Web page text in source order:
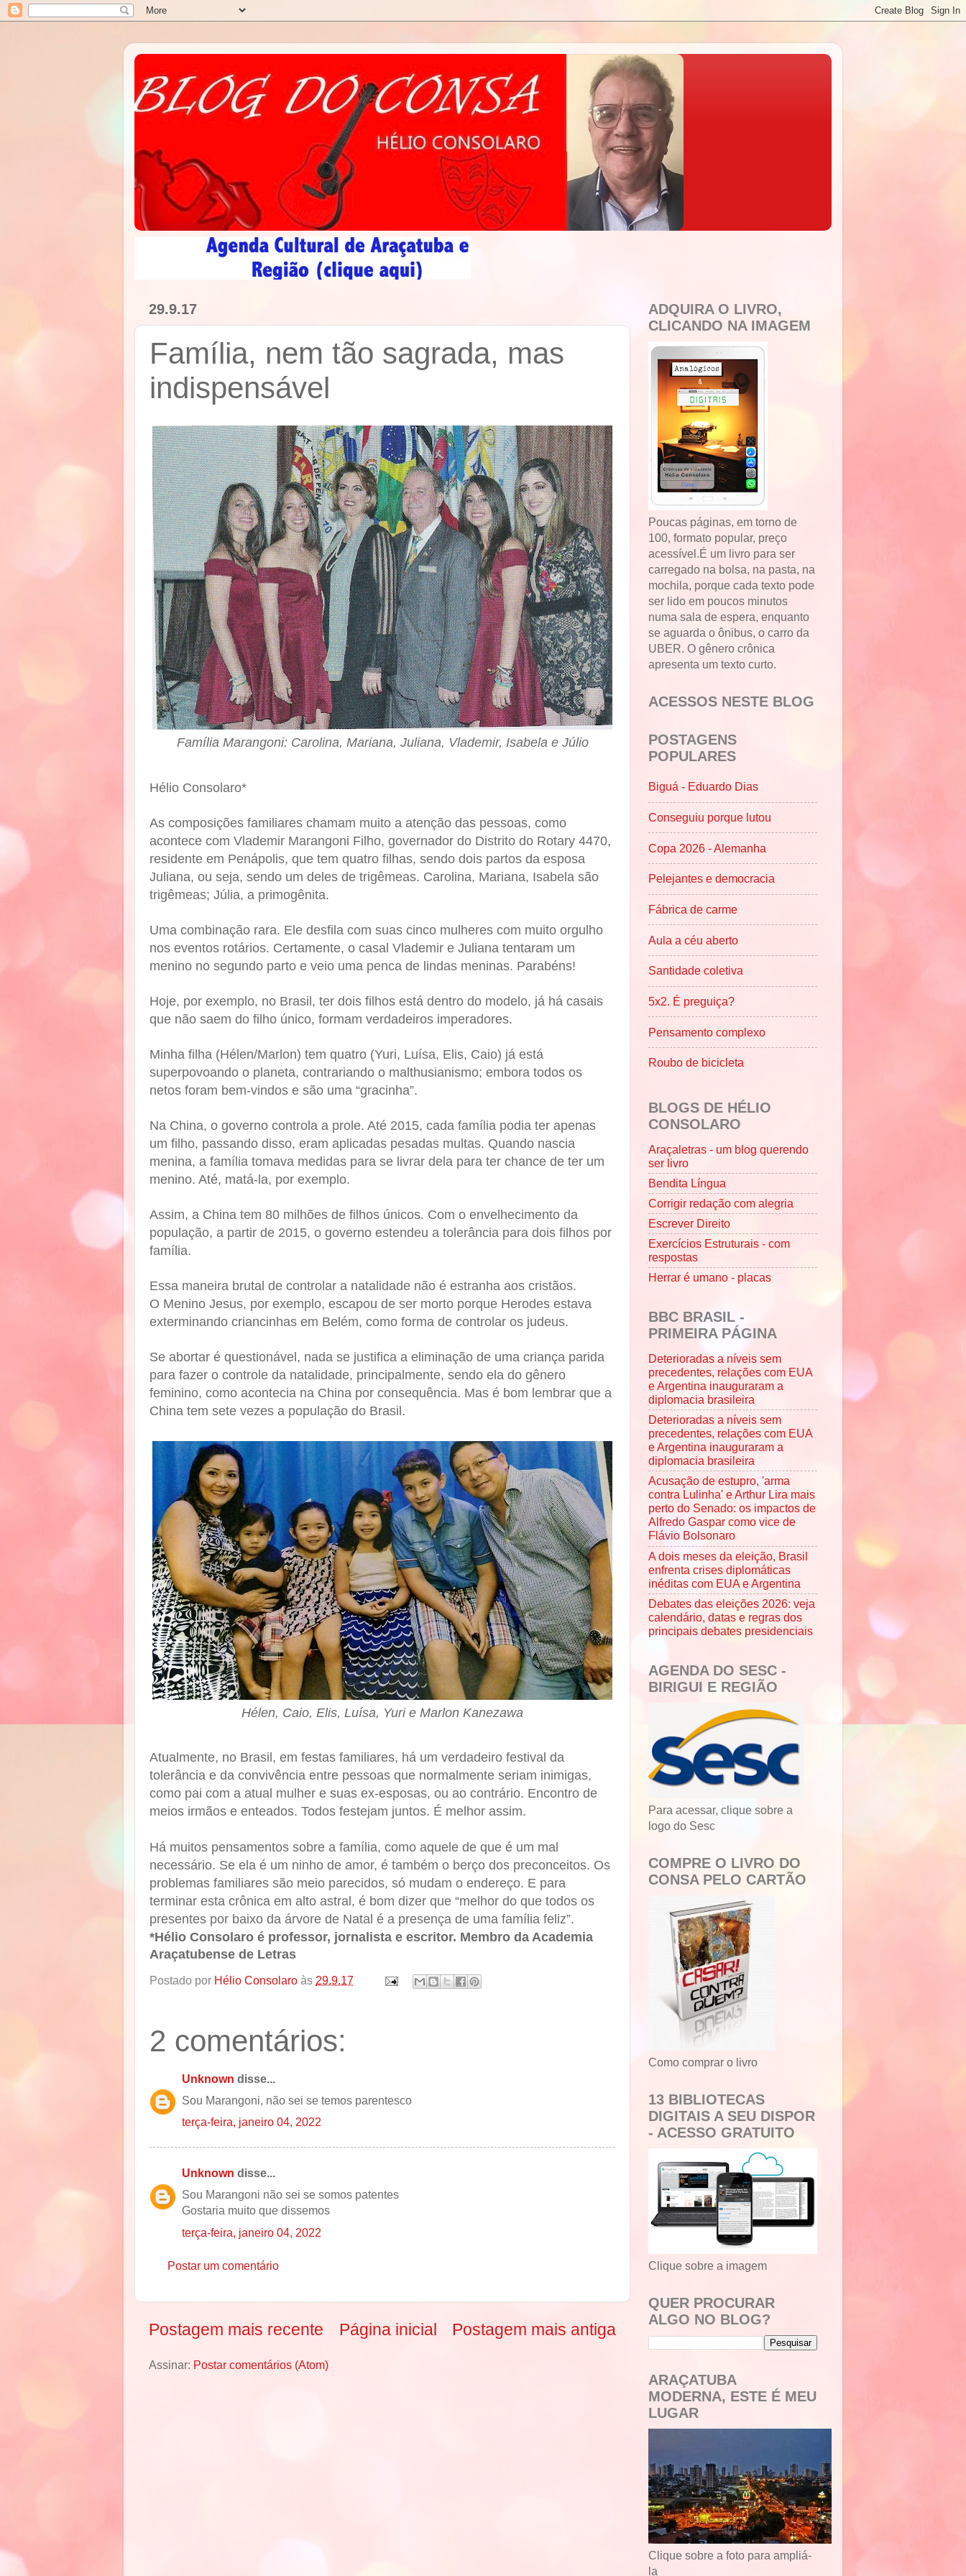
29.9.17
Família, nem tão sagrada, mas
indispensável
Família Marangoni: Carolina, Mariana, Juliana, Vlademir, Isabela e Júlio
Hélio Consolaro*
As composições familiares chamam muito a atenção das pessoas, como
acontece com Vlademir Marangoni Filho, governador do Distrito do Rotary 4470,
residente em Penápolis, que tem quatro filhas, sendo dois partos da esposa
Juliana, ou seja, sendo um deles de trigêmeas. Carolina, Mariana, Isabela são
trigêmeas; Júlia, a primogênita.
Uma combinação rara. Ele desfila com suas cinco mulheres com muito orgulho
nos eventos rotários. Certamente, o casal Vlademir e Juliana tentaram um
menino no segundo parto e veio uma penca de lindas meninas. Parabéns!
Hoje, por exemplo, no Brasil, ter dois filhos está dentro do modelo, já há casais
que não saem do filho único, formam verdadeiros imperadores.
Minha filha (Hélen/Marlon) tem quatro (Yuri, Luísa, Elis, Caio) já está
superpovoando o planeta, contrariando o malthusianismo; embora todos os
netos foram bem-vindos e são uma “gracinha”.
Na China, o governo controla a prole. Até 2015, cada família podia ter apenas
um filho, passando disso, eram aplicadas pesadas multas. Quando nascia
menina, a família tomava medidas para se livrar dela para ter chance de ter um
menino. Até, matá-la, por exemplo.
Assim, a China tem 80 milhões de filhos únicos. Com o envelhecimento da
população, a partir de 2015, o governo estendeu a tolerância para dois filhos por
família.
Essa maneira brutal de controlar a natalidade não é estranha aos cristãos.
O Menino Jesus, por exemplo, escapou de ser morto porque Herodes estava
exterminando criancinhas em Belém, como forma de controlar os judeus.
Se abortar é questionável, nada se justifica a eliminação de uma criança parida
para fazer o controle da natalidade, principalmente, sendo ela do gênero
feminino, como acontecia na China por consequência. Mas é bom lembrar que a
China tem sete vezes a população do Brasil.
Hélen, Caio, Elis, Luísa, Yuri e Marlon Kanezawa
Atualmente, no Brasil, em festas familiares, há um verdadeiro festival da
tolerância e da convivência entre pessoas que normalmente seriam inimigas,
como pai com a atual mulher e suas ex-esposas, ou ao contrário. Encontro de
meios irmãos e enteados. Todos festejam juntos. É melhor assim.
Há muitos pensamentos sobre a família, como aquele de que é um mal
necessário. Se ela é um ninho de amor, é também o berço dos preconceitos. Os
problemas familiares são meio parecidos, só mudam o endereço. E para
terminar esta crônica em alto astral, é bom dizer que “melhor do que todos os
presentes por baixo da árvore de Natal é a presença de uma família feliz”.
*Hélio Consolaro é professor, jornalista e escritor. Membro da Academia
Araçatubense de Letras
Postado por Hélio Consolaro às 29.9.17
2 comentários:
Unknown disse...
Sou Marangoni, não sei se temos parentesco
terça-feira, janeiro 04, 2022
Unknown disse...
Sou Marangoni não sei se somos patentes
Gostaria muito que dissemos
terça-feira, janeiro 04, 2022
Postar um comentário
Postagem mais recente Postagem mais antiga
Página inicial
Assinar: Postar comentários (Atom)
ADQUIRA O LIVRO,
CLICANDO NA IMAGEM
Poucas páginas, em torno de
100, formato popular, preço
acessível.É um livro para ser
carregado na bolsa, na pasta, na
mochila, porque cada texto pode
ser lido em poucos minutos
numa sala de espera, enquanto
se aguarda o ônibus, o carro da
UBER. O gênero crônica
apresenta um texto curto.
ACESSOS NESTE BLOG
POSTAGENS
POPULARES
Biguá - Eduardo Dias
Conseguiu porque lutou
Copa 2026 - Alemanha
Pelejantes e democracia
Fábrica de carme
Aula a céu aberto
Santidade coletiva
5x2. É preguiça?
Pensamento complexo
Roubo de bicicleta
BLOGS DE HÉLIO
CONSOLARO
Araçaletras - um blog querendo
ser livro
Bendita Língua
Corrigir redação com alegria
Escrever Direito
Exercícios Estruturais - com
respostas
Herrar é umano - placas
BBC BRASIL -
PRIMEIRA PÁGINA
Deterioradas a níveis sem
precedentes, relações com EUA
e Argentina inauguraram a
diplomacia brasileira
Deterioradas a níveis sem
precedentes, relações com EUA
e Argentina inauguraram a
diplomacia brasileira
Acusação de estupro, 'arma
contra Lulinha' e Arthur Lira mais
perto do Senado: os impactos de
Alfredo Gaspar como vice de
Flávio Bolsonaro
A dois meses da eleição, Brasil
enfrenta crises diplomáticas
inéditas com EUA e Argentina
Debates das eleições 2026: veja
calendário, datas e regras dos
principais debates presidenciais
AGENDA DO SESC -
BIRIGUI E REGIÃO
Para acessar, clique sobre a
logo do Sesc
COMPRE O LIVRO DO
CONSA PELO CARTÃO
Como comprar o livro
13 BIBLIOTECAS
DIGITAIS A SEU DISPOR
- ACESSO GRATUITO
Clique sobre a imagem
QUER PROCURAR
ALGO NO BLOG?
ARAÇATUBA
MODERNA, ESTE É MEU
LUGAR
Clique sobre a foto para ampliá-
la